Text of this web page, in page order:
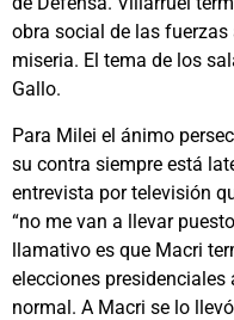
obra social de las
miseria. El tema de los
Gallo.
Para Milei el ánimo
su contra siempre está
entrevista por televisión
“no me van a llevar
llamativo es que Macri
elecciones
normal. A Macri se lo